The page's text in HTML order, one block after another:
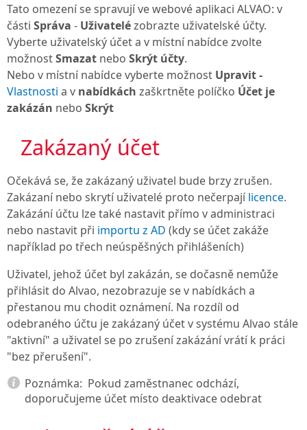
Tato omezení se spravují ve webové aplikaci ALVAO: v
části Správa - Uživatelézobrazte uživatelské účty.
Vyberte uživatelský účet a v místní nabídce zvolte
možnostSmazat nebo Skrýt účty.
Nebo v místní nabídce vyberte možnost Upravit -
Vlastnosti a v nabídkách zaškrtněte políčko Účet je
zakázán nebo Skrýt
Zakázaný účet
Očekává se, že zakázaný uživatel bude brzy zrušen.
Zakázaní nebo skrytí uživatelé proto nečerpají licence.
Zakázání účtu lze také nastavit přímo v administraci
nebo nastavit při importu z AD (kdy se účet zakáže
například po třech neúspěšných přihlášeních)
Uživatel, jehož účet byl zakázán, se dočasně nemůže
přihlásit do Alvao, nezobrazuje se v nabídkách a
přestanou mu chodit oznámení. Na rozdíl od
odebraného účtu je zakázaný účet v systému Alvao stále
"aktivní" a uživatel se po zrušení zakázání vrátí k práci
"bez přerušení".
Poznámka: Pokud zaměstnanec odchází,
doporučujeme účet místo deaktivace odebrat